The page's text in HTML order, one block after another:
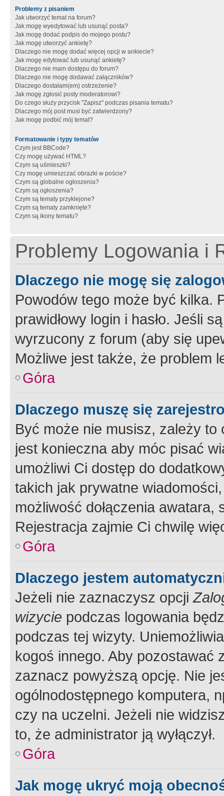
Problemy z pisaniem
Jak utworzyć temat na forum?
Jak mogę wyedytować lub usunąć posta?
Jak mogę dodać podpis do mojego postu?
Jak mogę utworzyć ankietę?
Dlaczego nie mogę dodać więcej opcji w ankiecie?
Jak mogę edytować lub usunąć ankietę?
Dlaczego nie mam dostępu do forum?
Dlaczego nie mogę dodawać załączników?
Dlaczego dostałam(em) ostrzeżenie?
Jak mogę zgłosić posty moderatorowi?
Do czego służy przycisk "Zapisz" podczas pisania tematu?
Dlaczego mój post musi być zatwierdzony?
Jak mogę podbić mój temat?
Formatowanie i typy tematów
Czym jest BBCode?
Czy mogę używać HTML?
Czym są uśmieszki?
Czy mogę umieszczać obrazki w poście?
Czym są globalne ogłoszenia?
Czym są ogłoszenia?
Czym są tematy przyklejone?
Czym są tematy zamknięte?
Czym są ikony tematu?
Problemy Logowania i
Dlaczego nie mogę się
Powodów tego może być kilka.
prawidłowy login i hasło. Jeśli
wyrzucony z forum (aby się
Możliwe jest także, że problem
Góra
Dlaczego muszę się
Być może nie musisz, zależy
jest konieczna aby móc pisać
umożliwi Ci dostęp do
takich jak prywatne
możliwość dołączenia
Rejestracja zajmie Ci chwilę
Góra
Dlaczego jestem
Jeżeli nie zaznaczysz opcji
wizycie podczas logowania
podczas tej wizyty.
kogoś innego. Aby pozostawać
zaznacz powyższą opcję. Nie
ogólnodostępnego komputera,
czy na uczelni. Jeżeli nie
to, że administrator ją wyłączył.
Góra
Jak mogę ukryć moją